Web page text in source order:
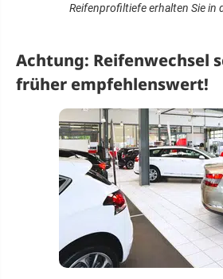
Reifenprofiltiefe erhalten Sie in
Achtung: Reifenwechsel
früher empfehlenswert!